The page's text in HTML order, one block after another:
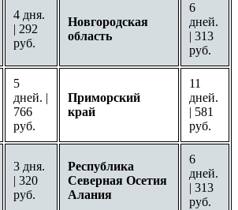
4 дня.
| 292
руб.
Новгородская
область
6
дней.
| 313
руб.
5
дней. |
766
руб.
Приморский
край
11
дней.
| 581
руб.
3 дня.
| 320
руб.
Республика
Северная Осетия
Алания
6
дней.
| 313
руб.